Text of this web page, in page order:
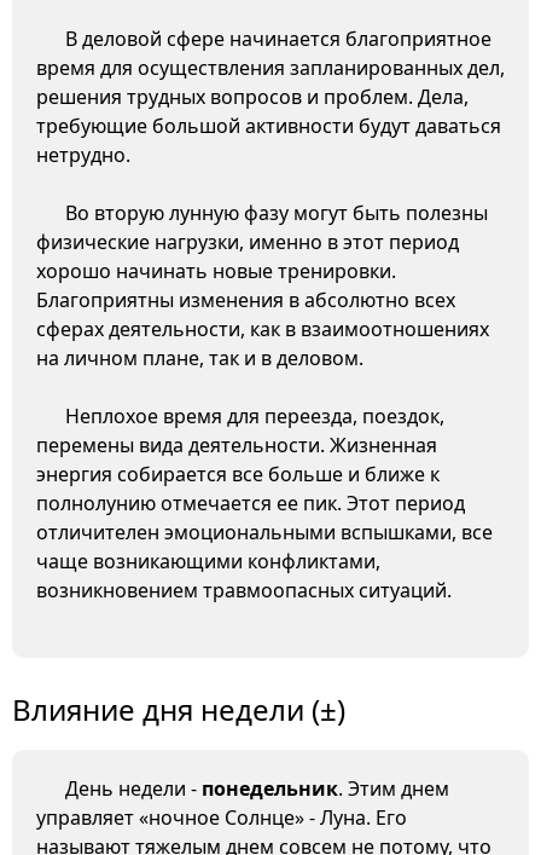
В деловой сфере начинается благоприятное
время для осуществления запланированных дел,
решения трудных вопросов и проблем. Дела,
требующие большой активности будут даваться
нетрудно.
Во вторую лунную фазу могут быть полезны
физические нагрузки, именно в этот период
хорошо начинать новые тренировки.
Благоприятны изменения в абсолютно всех
сферах деятельности, как в взаимоотношениях
на личном плане, так и в деловом.
Неплохое время для переезда, поездок,
перемены вида деятельности. Жизненная
энергия собирается все больше и ближе к
полнолунию отмечается ее пик. Этот период
отличителен эмоциональными вспышками, все
чаще возникающими конфликтами,
возникновением травмоопасных ситуаций.
Влияние дня недели (±)
День недели - понедельник. Этим днем
управляет «ночное Солнце» - Луна. Его
называют тяжелым днем совсем не потому, что